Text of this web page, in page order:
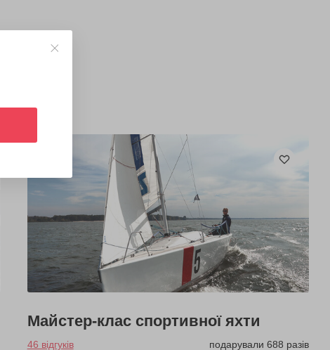
Майстер-клас спортивної яхти
46 відгуків
подарували 688 разів